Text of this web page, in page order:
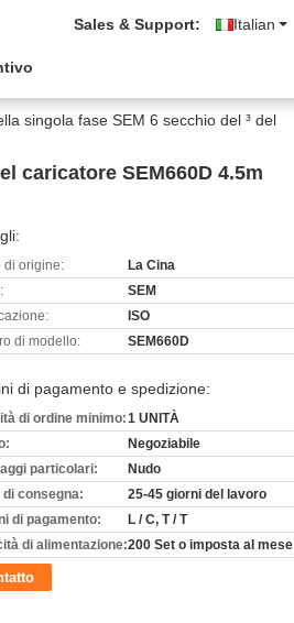
Italian
Sales & Support:
singola fase SEM 6 secchio del ³ del
caricatore SEM660D 4.5m
di origine:
La Cina
SEM
ISO
di modello:
SEM660D
di pagamento e spedizione:
di ordine minimo:1 UNITÀ
Negoziabile
particolari:
Nudo
di consegna:
25-45 giorni del lavoro
di pagamento:
L / C, T / T
di alimentazione:200 Set o imposta al mese